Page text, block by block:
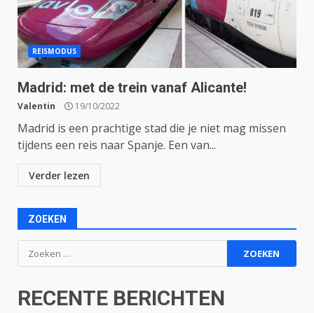
REISMODUS
Madrid: met de trein vanaf Alicante!
Valentin 19/10/2022
Madrid is een prachtige stad die je niet mag missen
tijdens een reis naar Spanje. Een van...
Verder lezen
ZOEKEN
Zoeken
naar:
RECENTE BERICHTEN